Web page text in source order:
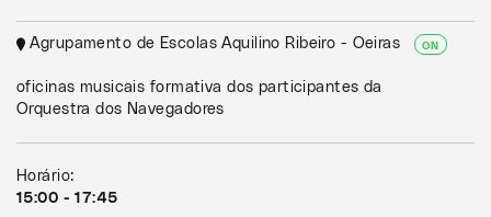
Agrupamento de Escolas Aquilino Ribeiro - Oeiras ON
oficinas musicais formativa dos participantes da
Orquestra dos Navegadores
Horário:
15:00 - 17:45